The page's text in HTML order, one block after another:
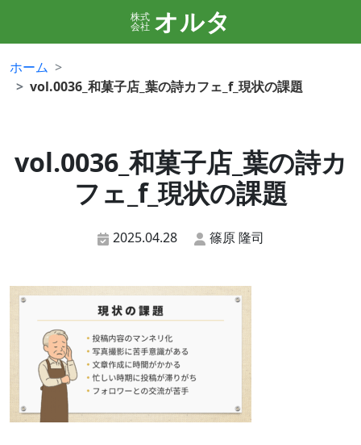
株式
会社 オルタ
ホーム
vol.0036_和菓子店_葉の詩カフェ_f_現状の課題
vol.0036_和菓子店_葉の詩カ
フェ_f_現状の課題
2025.04.28 篠原 隆司